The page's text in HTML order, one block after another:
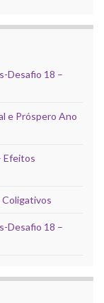
Desafio 18 –
e Próspero Ano
Efeitos
Desafio 18 –